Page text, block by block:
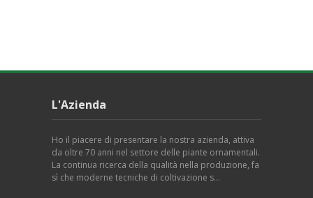
L'Azienda
Ho il piacere di presentare la nostra azienda, attiva
da oltre 70 anni nel settore delle piante ornamentali.
La continua ricerca della qualità nella produzione, fa
sì che moderne tecniche di coltivazione s…